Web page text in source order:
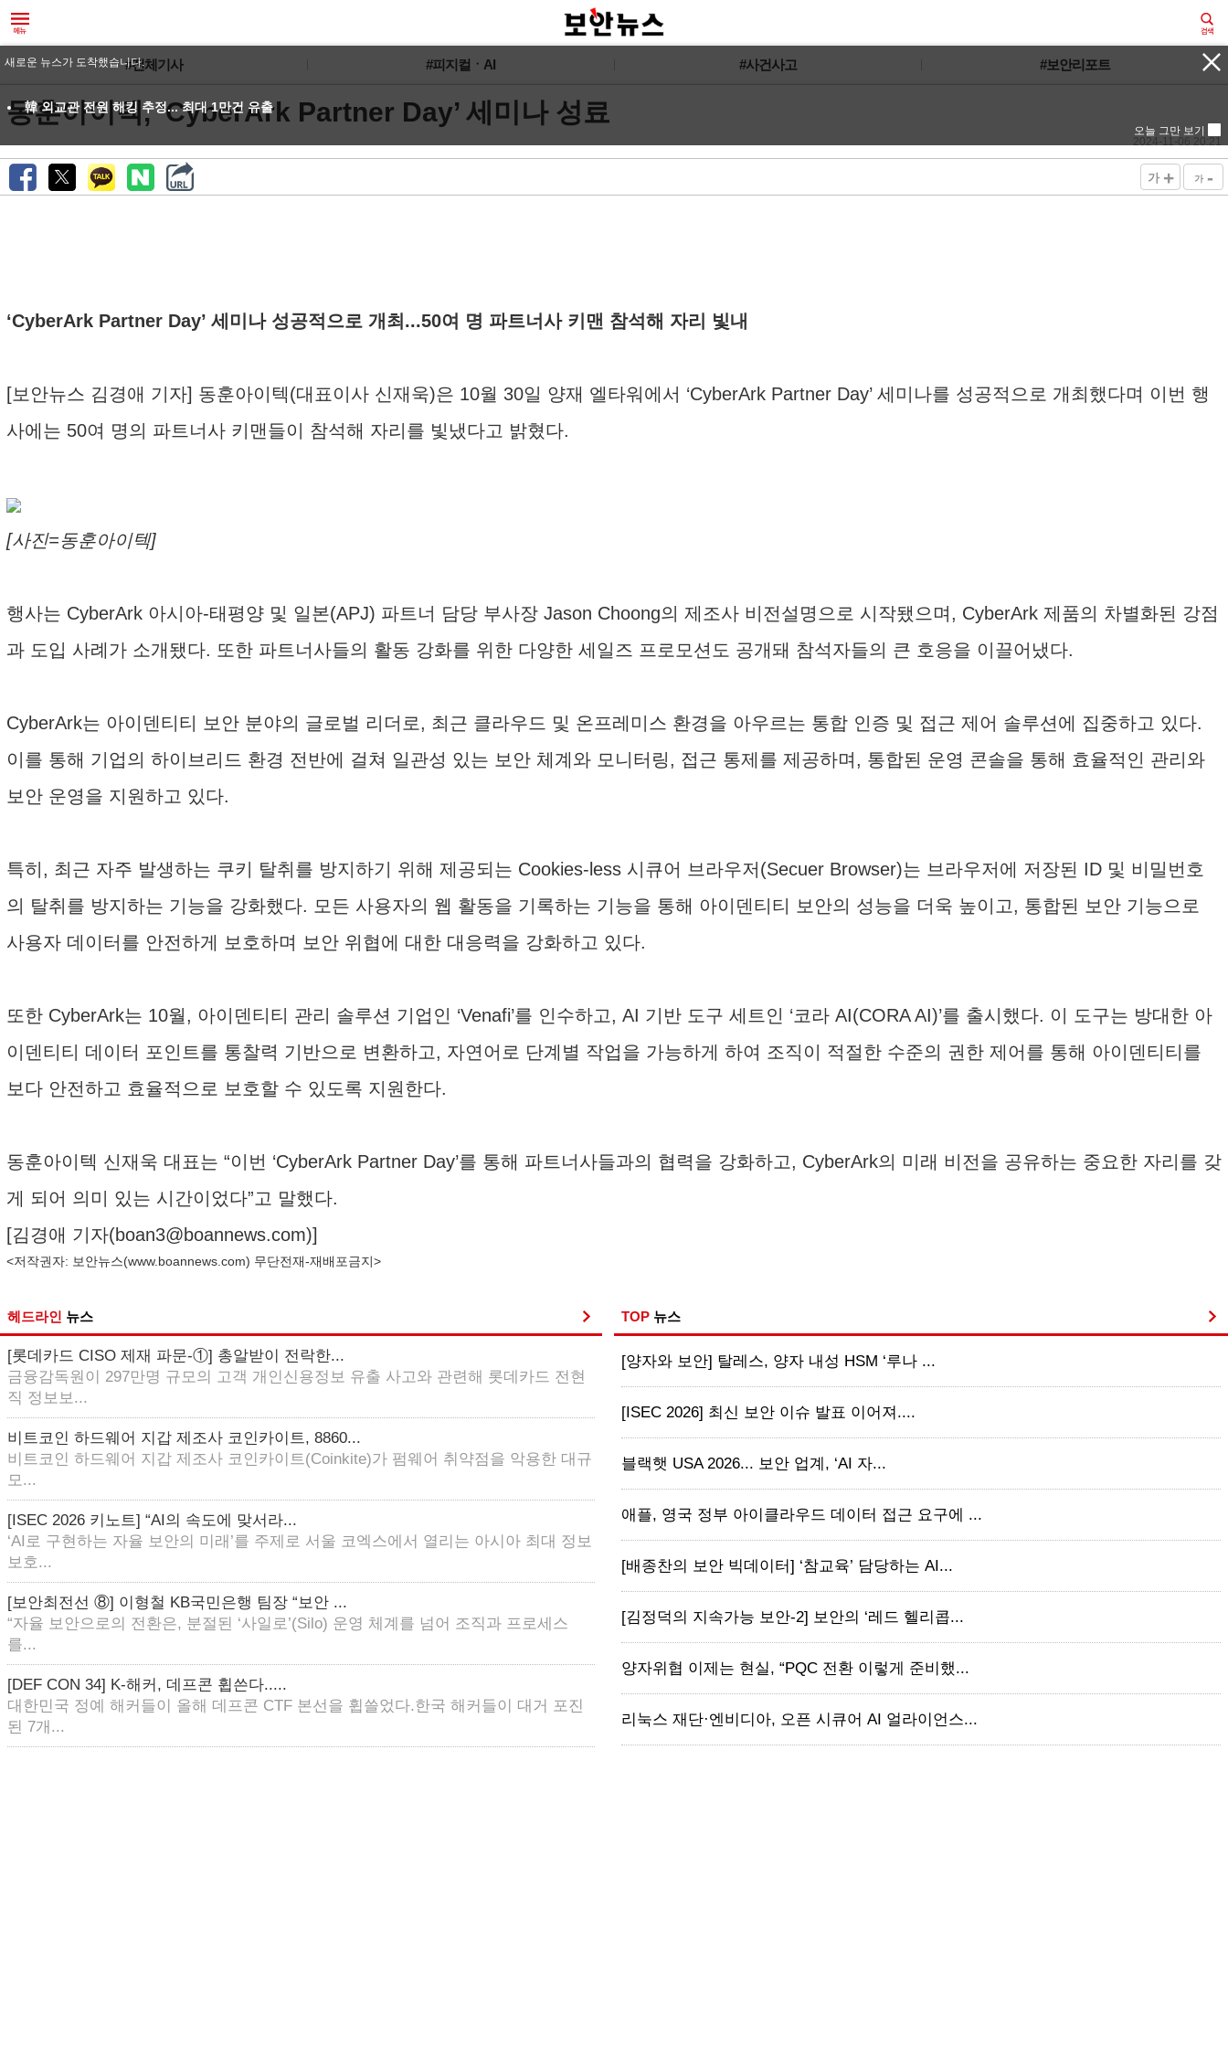
#전체기사 #피지컬ㆍAI #사건사고 #보안리포트
동훈아이텍, ‘CyberArk Partner Day’ 세미나 성료
2024-11-06 20:21
가 + 가 -
‘CyberArk Partner Day’ 세미나 성공적으로 개최...50여 명 파트너사 키맨 참석해 자리 빛내
[보안뉴스 김경애 기자] 동훈아이텍(대표이사 신재욱)은 10월 30일 양재 엘타워에서 ‘CyberArk Partner Day’ 세미나를 성공적으로 개최했다며 이번 행
사에는 50여 명의 파트너사 키맨들이 참석해 자리를 빛냈다고 밝혔다.
[사진=동훈아이텍]
행사는 CyberArk 아시아-태평양 및 일본(APJ) 파트너 담당 부사장 Jason Choong의 제조사 비전설명으로 시작됐으며, CyberArk 제품의 차별화된 강점
과 도입 사례가 소개됐다. 또한 파트너사들의 활동 강화를 위한 다양한 세일즈 프로모션도 공개돼 참석자들의 큰 호응을 이끌어냈다.
CyberArk는 아이덴티티 보안 분야의 글로벌 리더로, 최근 클라우드 및 온프레미스 환경을 아우르는 통합 인증 및 접근 제어 솔루션에 집중하고 있다.
이를 통해 기업의 하이브리드 환경 전반에 걸쳐 일관성 있는 보안 체계와 모니터링, 접근 통제를 제공하며, 통합된 운영 콘솔을 통해 효율적인 관리와
보안 운영을 지원하고 있다.
특히, 최근 자주 발생하는 쿠키 탈취를 방지하기 위해 제공되는 Cookies-less 시큐어 브라우저(Secuer Browser)는 브라우저에 저장된 ID 및 비밀번호
의 탈취를 방지하는 기능을 강화했다. 모든 사용자의 웹 활동을 기록하는 기능을 통해 아이덴티티 보안의 성능을 더욱 높이고, 통합된 보안 기능으로
사용자 데이터를 안전하게 보호하며 보안 위협에 대한 대응력을 강화하고 있다.
또한 CyberArk는 10월, 아이덴티티 관리 솔루션 기업인 ‘Venafi’를 인수하고, AI 기반 도구 세트인 ‘코라 AI(CORA AI)’를 출시했다. 이 도구는 방대한 아
이덴티티 데이터 포인트를 통찰력 기반으로 변환하고, 자연어로 단계별 작업을 가능하게 하여 조직이 적절한 수준의 권한 제어를 통해 아이덴티티를
보다 안전하고 효율적으로 보호할 수 있도록 지원한다.
동훈아이텍 신재욱 대표는 “이번 ‘CyberArk Partner Day’를 통해 파트너사들과의 협력을 강화하고, CyberArk의 미래 비전을 공유하는 중요한 자리를 갖
게 되어 의미 있는 시간이었다”고 말했다.
[김경애 기자(boan3@boannews.com)]
<저작권자: 보안뉴스(www.boannews.com) 무단전재-재배포금지>
헤드라인 뉴스
[롯데카드 CISO 제재 파문-①] 총알받이 전락한...
금융감독원이 297만명 규모의 고객 개인신용정보 유출 사고와 관련해 롯데카드 전현
직 정보보...
비트코인 하드웨어 지갑 제조사 코인카이트, 8860...
비트코인 하드웨어 지갑 제조사 코인카이트(Coinkite)가 펌웨어 취약점을 악용한 대규
모...
[ISEC 2026 키노트] “AI의 속도에 맞서라...
‘AI로 구현하는 자율 보안의 미래’를 주제로 서울 코엑스에서 열리는 아시아 최대 정보
보호...
[보안최전선 ⑧] 이형철 KB국민은행 팀장 “보안 ...
“자율 보안으로의 전환은, 분절된 ‘사일로’(Silo) 운영 체계를 넘어 조직과 프로세스
를...
[DEF CON 34] K-해커, 데프콘 휩쓴다.....
대한민국 정예 해커들이 올해 데프콘 CTF 본선을 휩쓸었다.한국 해커들이 대거 포진
된 7개...
TOP 뉴스
[양자와 보안] 탈레스, 양자 내성 HSM ‘루나 ...
[ISEC 2026] 최신 보안 이슈 발표 이어져....
블랙햇 USA 2026... 보안 업계, ‘AI 자...
애플, 영국 정부 아이클라우드 데이터 접근 요구에 ...
[배종찬의 보안 빅데이터] ‘참교육’ 담당하는 AI...
[김정덕의 지속가능 보안-2] 보안의 ‘레드 헬리콥...
양자위협 이제는 현실, “PQC 전환 이렇게 준비했...
리눅스 재단·엔비디아, 오픈 시큐어 AI 얼라이언스...
새로운 뉴스가 도착했습니다.
韓 외교관 전원 해킹 추정... 최대 1만건 유출
오늘 그만 보기